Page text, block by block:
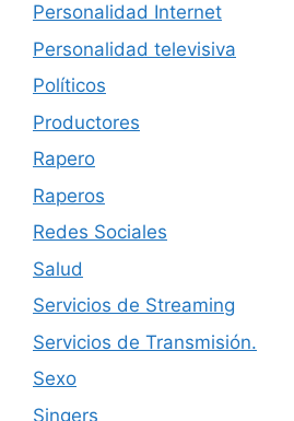
Personalidad Internet
Personalidad televisiva
Políticos
Productores
Rapero
Raperos
Redes Sociales
Salud
Servicios de Streaming
Servicios de Transmisión.
Sexo
Singers